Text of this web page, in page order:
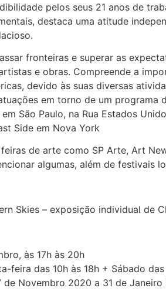
pelos seus 21 anos de
destaca uma atitude
fronteiras e superar as
e obras. Compreende a
devido às suas diversas
em torno de um programa
São Paulo, na Rua Estados
Side em Nova York
de arte como SP Arte, Art
algumas, além de festivais
Skies – exposição individual de
às 17h às 20h
feira das 10h às 18h + Sábado das
de Novembro 2020 a 31 de Janeiro